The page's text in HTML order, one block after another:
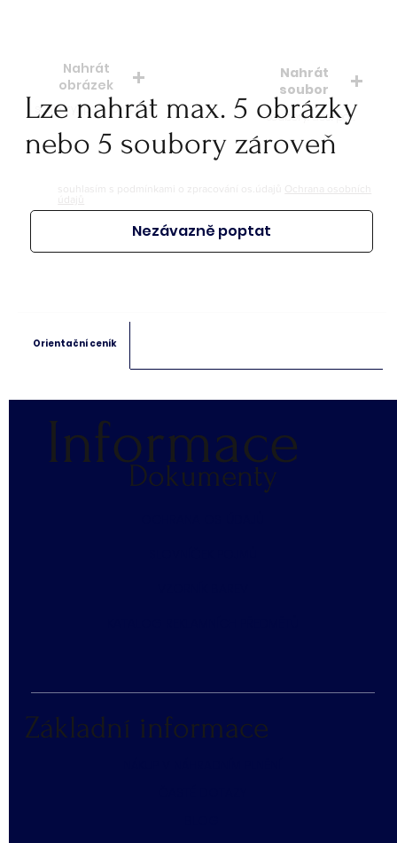
Nahrát
obrázek
soubory: jpeg, jpg, png
Nahrát
soubor
soubory: doc. pdf.
Lze nahrát max. 5 obrázky
nebo 5 soubory zároveň
souhlasím s podmínkami o zpracování os.údajů
Ochrana osobních
údajů
Nezávazně poptat
Orientační ceník
Dokumenty
Informace
Základní informace